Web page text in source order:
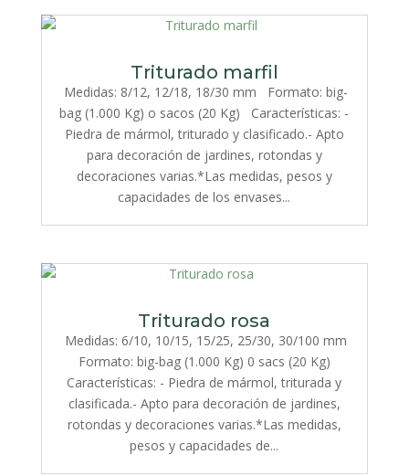
Triturado marfil
Medidas: 8/12, 12/18, 18/30 mm Formato: big-
bag (1.000 Kg) o sacos (20 Kg) Características: -
Piedra de mármol, triturado y clasificado.- Apto
para decoración de jardines, rotondas y
decoraciones varias.*Las medidas, pesos y
capacidades de los envases...
Triturado rosa
Medidas: 6/10, 10/15, 15/25, 25/30, 30/100 mm
Formato: big-bag (1.000 Kg) 0 sacs (20 Kg)
Características: - Piedra de mármol, triturada y
clasificada.- Apto para decoración de jardines,
rotondas y decoraciones varias.*Las medidas,
pesos y capacidades de...